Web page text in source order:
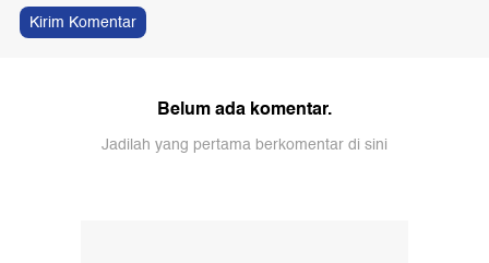
Kirim Komentar
Belum ada komentar.
Jadilah yang pertama berkomentar di sini